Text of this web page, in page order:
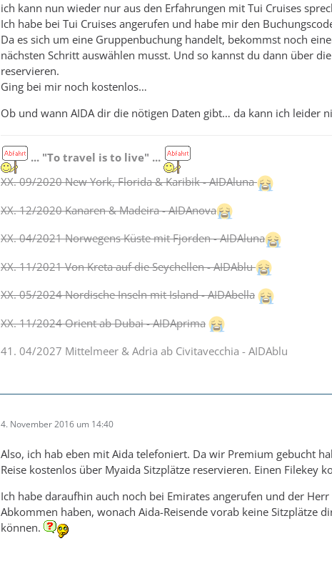
ich kann nun wieder nur aus den Erfahrungen mit Tui Cruises
Ich habe bei Tui Cruises angerufen und habe mir den
Da es sich um eine Gruppenbuchung handelt, bekommst noch
nächsten Schritt auswählen musst. Und so kannst du dann über
reservieren.
Ging bei mir noch kostenlos…
Ob und wann AIDA dir die nötigen Daten gibt… da kann ich leider
... "To travel is to live" ...
XX. 09/2020 New York, Florida & Karibik - AIDAluna
XX. 12/2020 Kanaren & Madeira - AIDAnova
XX. 04/2021 Norwegens Küste mit Fjorden - AIDAluna
XX. 11/2021 Von Kreta auf die Seychellen - AIDAblu
XX. 05/2024 Nordische Inseln mit Island - AIDAbella
XX. 11/2024 Orient ab Dubai - AIDAprima
41. 04/2027 Mittelmeer & Adria ab Civitavecchia - AIDAblu
4. November 2016 um 14:40
Also, ich hab eben mit Aida telefoniert. Da wir Premium gebucht
Reise kostenlos über Myaida Sitzplätze reservieren. Einen Filekey
Ich habe daraufhin auch noch bei Emirates angerufen und der
Abkommen haben, wonach Aida-Reisende vorab keine Sitzplätze
können.